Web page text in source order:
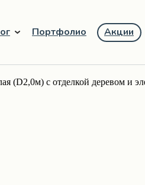
Портфолио Акции
(D2,0м) с отделкой деревом и